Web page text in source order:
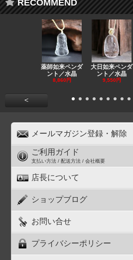
RECOMMEND
薬師如来ペンダ
ント／水晶
8,860円
大日如来ペンダ
ント／水晶
9,550円
<
メールマガジン登録・解除
ご利用ガイド
支払い方法 / 配送方法 / 会社概要
店長について
ショップブログ
お問い合せ
プライバシーポリシー